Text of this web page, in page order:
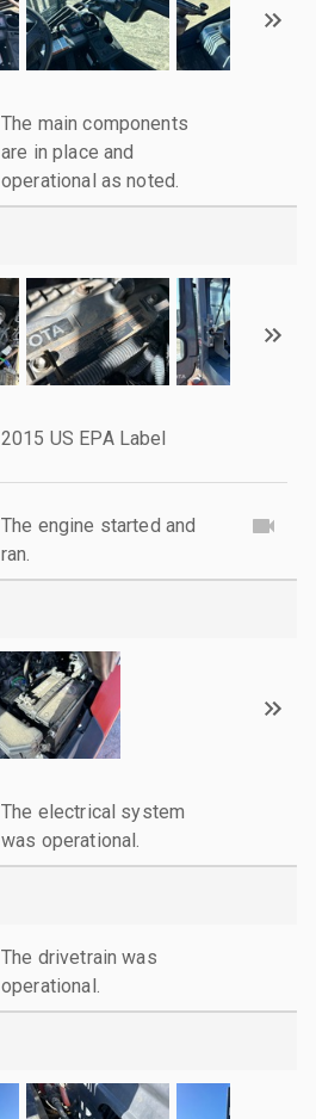
The main components
are in place and
operational as noted.
2015 US EPA Label
The engine started and
ran.
The electrical system
was operational.
The drivetrain was
operational.